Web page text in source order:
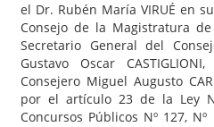
el Dr. Rubén María VIRUÉ en
Consejo de la Magistratura
Secretario General del
Gustavo Oscar
Consejero Miguel Augusto
por el artículo 23 de la Ley
Concursos Públicos Nº 127,